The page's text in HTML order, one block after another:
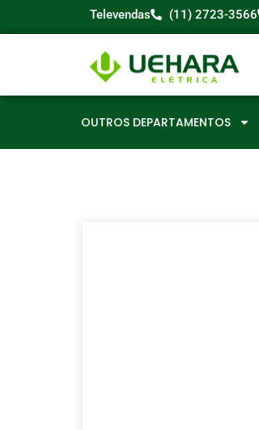
Televendas (11) 2723-3566
OUTROS DEPARTAMENTOS